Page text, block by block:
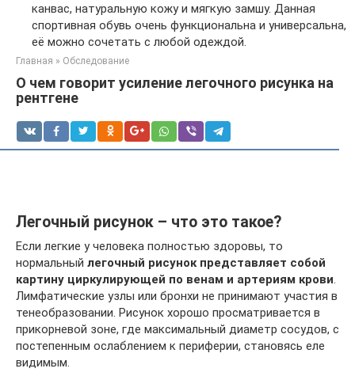
канвас, натуральную кожу и мягкую замшу. Данная
спортивная обувь очень функциональна и универсальна,
её можно сочетать с любой одеждой.
Главная » Обследование
О чем говорит усиление легочного рисунка на
рентгене
Легочный рисунок – что это такое?
Если легкие у человека полностью здоровы, то
нормальный легочный рисунок представляет собой
картину циркулирующей по венам и артериям крови.
Лимфатические узлы или бронхи не принимают участия в
тенеобразовании. Рисунок хорошо просматривается в
прикорневой зоне, где максимальный диаметр сосудов, с
постепенным ослаблением к периферии, становясь еле
видимым.